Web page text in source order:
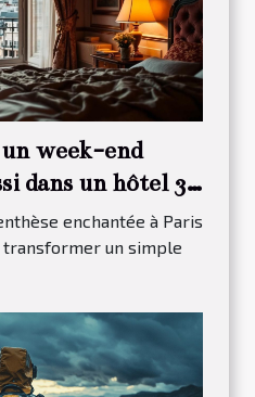
week-end
dans un hôtel 3
enchantée à Paris
un simple